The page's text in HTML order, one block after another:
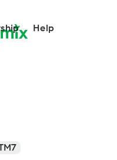
Help